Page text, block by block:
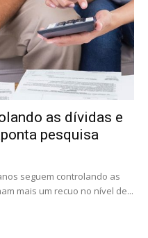
as dívidas e
pesquisa
seguem controlando as
mais um recuo no nível de...